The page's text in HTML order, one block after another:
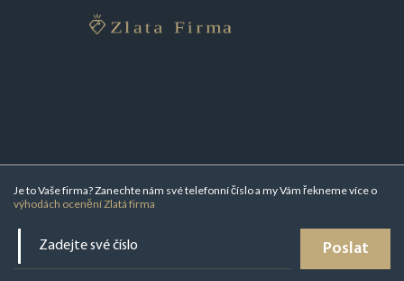
Je to Vaše firma? Zanechte nám své telefonní číslo a my Vám řekneme více o
výhodách ocenění Zlatá firma
Poslat